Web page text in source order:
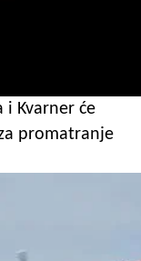
i Kvarner će
promatranje